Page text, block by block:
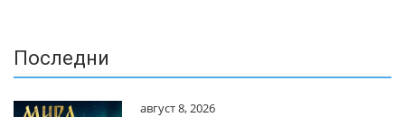
Последни
август 8, 2026